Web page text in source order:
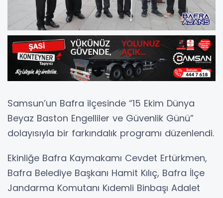
Samsun’un Bafra ilçesinde “15 Ekim Dünya
Beyaz Baston Engelliler ve Güvenlik Günü”
dolayısıyla bir farkındalık programı düzenlendi.
Ekinliğe Bafra Kaymakamı Cevdet Ertürkmen,
Bafra Belediye Başkanı Hamit Kılıç, Bafra İlçe
Jandarma Komutanı Kıdemli Binbaşı Adalet